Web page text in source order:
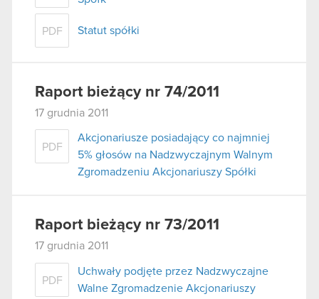
PDF Statut spółki
Raport bieżący nr 74/2011
17 grudnia 2011
PDF
Akcjonariusze posiadający co najmniej
5% głosów na Nadzwyczajnym Walnym
Zgromadzeniu Akcjonariuszy Spółki
Raport bieżący nr 73/2011
17 grudnia 2011
PDF
Uchwały podjęte przez Nadzwyczajne
Walne Zgromadzenie Akcjonariuszy